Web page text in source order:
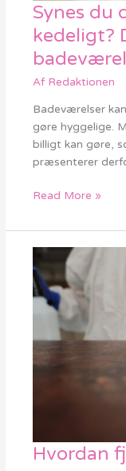
Synes du
kedeligt?
Af Redaktionen
Badeværelser
gøre hyggelige.
billigt kan gøre,
præsenterer
Synes
du
dit
badeværelse
er
DIY-
tips
til
at
dit
pift
Read More »
Hvordan
Hvordan